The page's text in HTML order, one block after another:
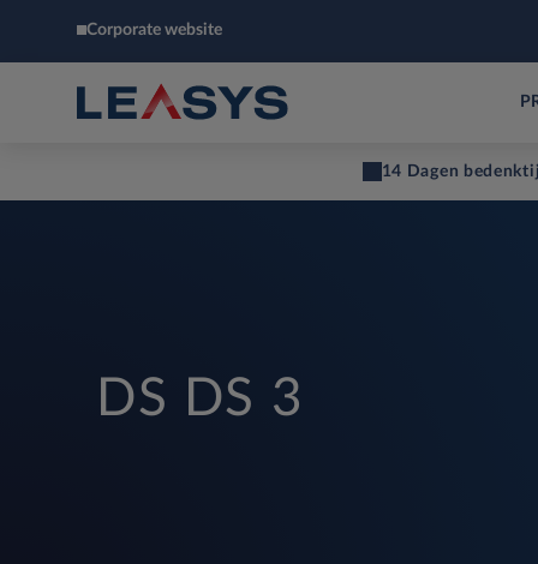
Corporate website
14 Dagen
DS DS 3